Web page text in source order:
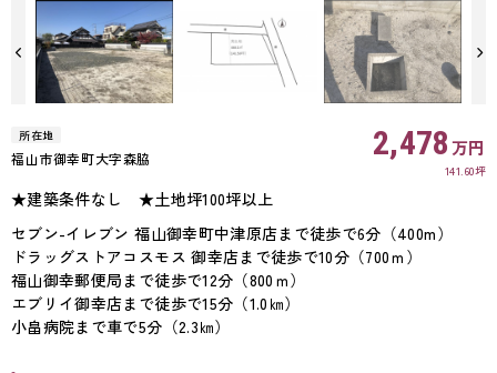
所在地
福山市御幸町大字森脇 2,478万円
141.60坪
★建築条件なし ★土地坪100坪以上
セブン-イレブン 福山御幸町中津原店まで徒歩で6分（400m）
ドラッグストアコスモス 御幸店まで徒歩で10分（700ｍ）
福山御幸郵便局まで徒歩で12分（800ｍ）
エブリイ御幸店まで徒歩で15分（1.0㎞）
小畠病院まで車で5分（2.3㎞）